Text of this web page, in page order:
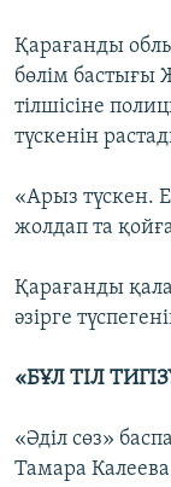
Қарағанды
бөлім бастығы
тілшісіне
түскенін
«Арыз түскен.
жолдап та
Қарағанды
әзірге
«БҰЛ ТІЛ
«Әділ сөз»
Тамара